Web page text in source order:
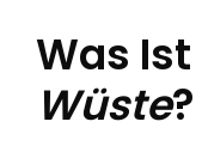
Was Ist
Wüste?